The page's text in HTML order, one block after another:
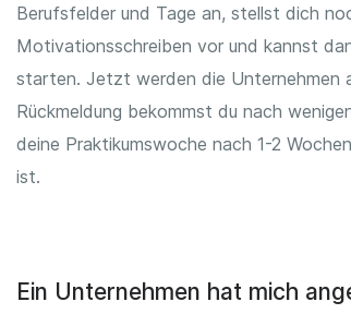
Berufsfelder und Tage an, stellst dich
Motivationsschreiben vor und kannst
starten. Jetzt werden die Unternehmen
Rückmeldung bekommst du nach
deine Praktikumswoche nach 1-2
ist.
Ein Unternehmen hat mich